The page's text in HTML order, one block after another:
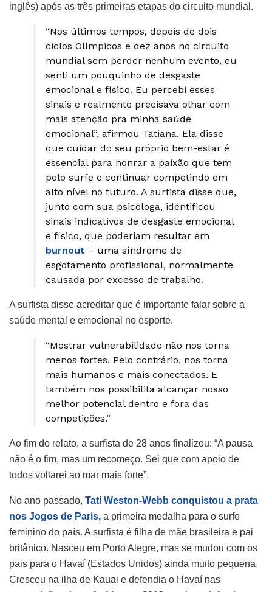
inglês) após as três primeiras etapas do circuito mundial.
“Nos últimos tempos, depois de dois
ciclos Olímpicos e dez anos no circuito
mundial sem perder nenhum evento, eu
senti um pouquinho de desgaste
emocional e físico. Eu percebi esses
sinais e realmente precisava olhar com
mais atenção pra minha saúde
emocional”, afirmou Tatiana. Ela disse
que cuidar do seu próprio bem-estar é
essencial para honrar a paixão que tem
pelo surfe e continuar competindo em
alto nível no futuro. A surfista disse que,
junto com sua psicóloga, identificou
sinais indicativos de desgaste emocional
e físico, que poderiam resultar em
burnout – uma síndrome de
esgotamento profissional, normalmente
causada por excesso de trabalho.
A surfista disse acreditar que é importante falar sobre a
saúde mental e emocional no esporte.
“Mostrar vulnerabilidade não nos torna
menos fortes. Pelo contrário, nos torna
mais humanos e mais conectados. E
também nos possibilita alcançar nosso
melhor potencial dentro e fora das
competições.”
Ao fim do relato, a surfista de 28 anos finalizou: “A pausa
não é o fim, mas um recomeço. Sei que com apoio de
todos voltarei ao mar mais forte”.
No ano passado, Tati Weston-Webb conquistou a prata
nos Jogos de Paris, a primeira medalha para o surfe
feminino do país. A surfista é filha de mãe brasileira e pai
britânico. Nasceu em Porto Alegre, mas se mudou com os
pais para o Havaí (Estados Unidos) ainda muito pequena.
Cresceu na ilha de Kauai e defendia o Havaí nas